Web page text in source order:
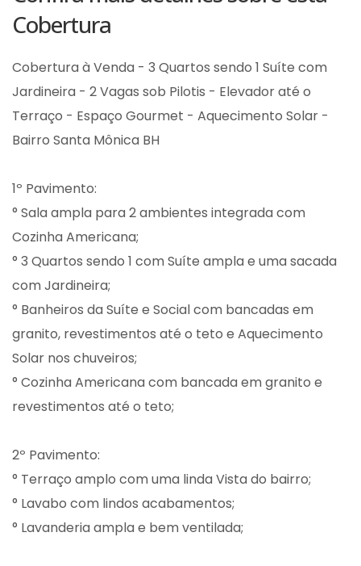
Cobertura
Cobertura à Venda - 3 Quartos sendo 1 Suíte com
Jardineira - 2 Vagas sob Pilotis - Elevador até o
Terraço - Espaço Gourmet - Aquecimento Solar -
Bairro Santa Mônica BH
1º Pavimento:
° Sala ampla para 2 ambientes integrada com
Cozinha Americana;
° 3 Quartos sendo 1 com Suíte ampla e uma sacada
com Jardineira;
° Banheiros da Suíte e Social com bancadas em
granito, revestimentos até o teto e Aquecimento
Solar nos chuveiros;
° Cozinha Americana com bancada em granito e
revestimentos até o teto;
2º Pavimento:
° Terraço amplo com uma linda Vista do bairro;
° Lavabo com lindos acabamentos;
° Lavanderia ampla e bem ventilada;